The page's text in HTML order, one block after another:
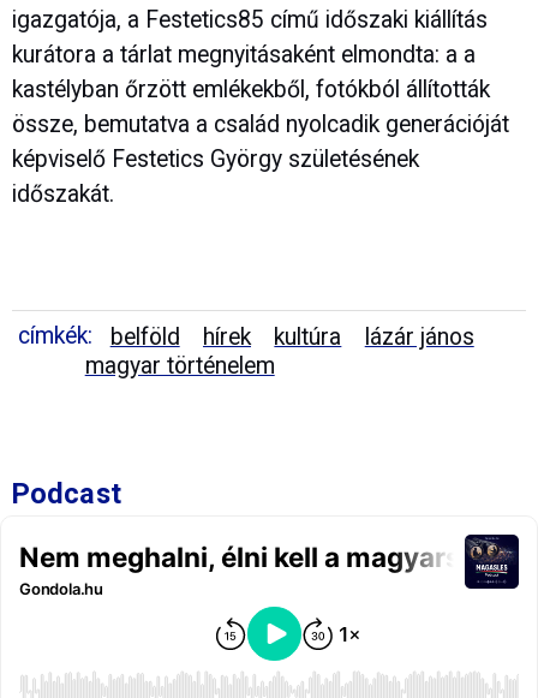
igazgatója, a Festetics85 című időszaki kiállítás
kurátora a tárlat megnyitásaként elmondta: a a
kastélyban őrzött emlékekből, fotókból állították
össze, bemutatva a család nyolcadik generációját
képviselő Festetics György születésének
időszakát.
címkék: belföld hírek kultúra
lázár jános
magyar történelem
Podcast